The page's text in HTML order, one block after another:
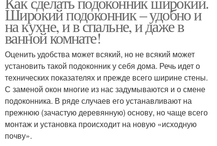
Широкий подоконник – удобно и
на кухне, и в спальне, и даже в
ванной комнате!
Оценить удобства может всякий, но не всякий может
установить такой подоконник у себя дома. Речь идет о
технических показателях и прежде всего ширине стены.
С заменой окон многие из нас задумываются и о смене
подоконника. В ряде случаев его устанавливают на
прежнюю (зачастую деревянную) основу, но чаще всего
монтаж и установка происходит на новую «исходную
почву».